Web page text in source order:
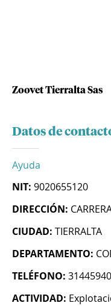
Zoovet Tierralta Sas
Datos de
Ayuda
NIT: 9020655120
DIRECCIÓN:
CIUDAD: TIERRALTA
DEPARTAMENTO:
TELÉFONO:
ACTIVIDAD: